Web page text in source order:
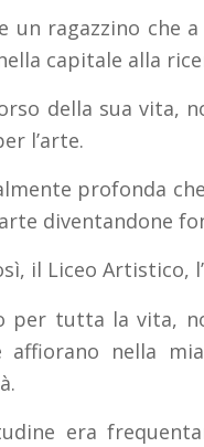
un ragazzino che
capitale alla
della sua vita,
l’arte.
profonda
diventandone
il Liceo Artistico,
per tutta la vita,
affiorano nella
era